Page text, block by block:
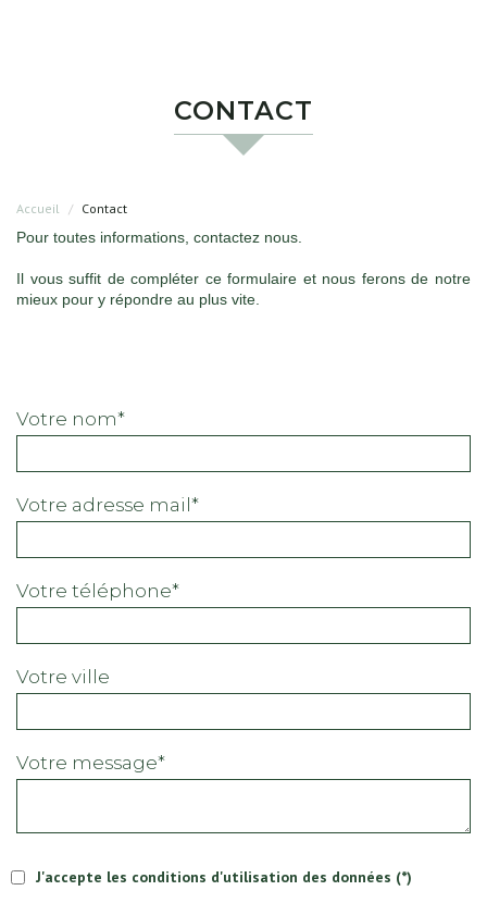
CONTACT
Accueil Contact
Pour toutes informations, contactez nous.
Il vous suffit de compléter ce formulaire et nous ferons de notre
mieux pour y répondre au plus vite.
votre nom*
votre adresse mail*
votre téléphone*
votre ville
votre message*
J'accepte les conditions d'utilisation des données (*)